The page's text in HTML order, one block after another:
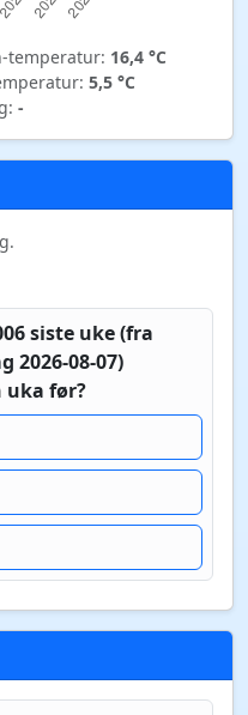
temperatur: 16,4 °C
5,5 °C
-
siste uke (fra
2026-08-07)
uka før?